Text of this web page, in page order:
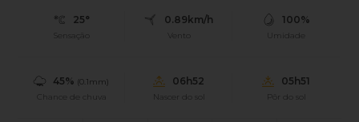
25°
Sensação
0.89km/h
Vento
100%
Umidade
45% (0.1mm)
Chance de chuva
06h52
Nascer do sol
05h51
Pôr do sol